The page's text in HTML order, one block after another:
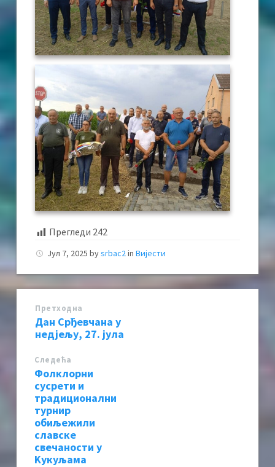
Прегледи 242
Јул 7, 2025 bysrbac2 in Вијести
Претходна
Дан Срђевчана у
недјељу, 27. јула
Следећa
Фолклорни
сусрети и
традиционални
турнир
обиљежили
славске
свечаности у
Kукуљама